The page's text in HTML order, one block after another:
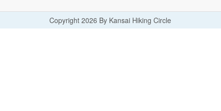
Copyright 2026 By Kansai Hiking Circle